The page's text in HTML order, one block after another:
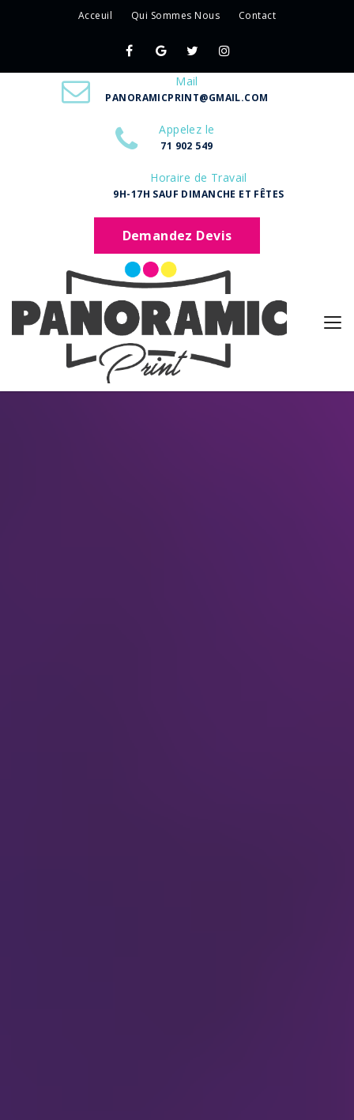
Acceuil Qui Sommes Nous Contact
Mail
PANORAMICPRINT@GMAIL.COM
Appelez le
71 902 549
Horaire de Travail
9H-17H SAUF DIMANCHE ET FÊTES
Demandez Devis